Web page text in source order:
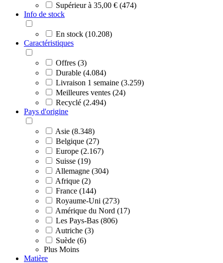
Supérieur à 35,00 € (474)
Info de stock
En stock (10.208)
Caractéristiques
Offres (3)
Durable (4.084)
Livraison 1 semaine (3.259)
Meilleures ventes (24)
Recyclé (2.494)
Pays d'origine
Asie (8.348)
Belgique (27)
Europe (2.167)
Suisse (19)
Allemagne (304)
Afrique (2)
France (144)
Royaume-Uni (273)
Amérique du Nord (17)
Les Pays-Bas (806)
Autriche (3)
Suède (6)
Plus Moins
Matière